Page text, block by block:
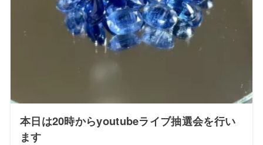
本日は20時からyoutubeライブ抽選会を行い
ます